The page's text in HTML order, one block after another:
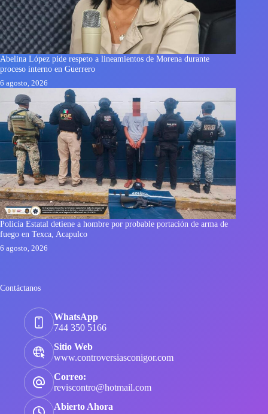
Abelina López pide respeto a lineamientos de Morena durante
proceso interno en Guerrero
6 agosto, 2026
Policía Estatal detiene a hombre por probable portación de arma de
fuego en Texca, Acapulco
6 agosto, 2026
Contáctanos
WhatsApp
744 350 5166
Sitio Web
www.controversiasconigor.com
Correo:
reviscontro@hotmail.com
Abierto Ahora